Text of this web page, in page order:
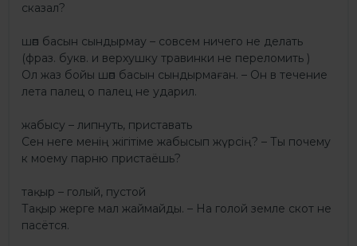
сказал?
шөп басын сындырмау – совсем ничего не делать
(фраз. букв. и верхушку травинки не переломить )
Ол жаз бойы шөп басын сындырмаған. – Он в течение
лета палец о палец не ударил.
жабысу – липнуть, приставать
Сен неге менің жігітіме жабысып жүрсің? – Ты почему
к моему парню пристаёшь?
тақыр – голый, пустой
Тақыр жерге мал жаймайды. – На голой земле скот не
пасётся.